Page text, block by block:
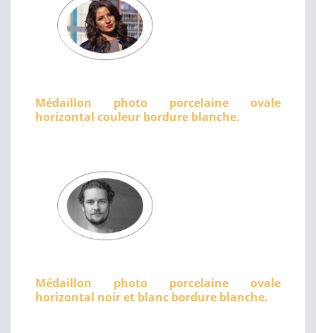
Médaillon photo porcelaine ovale
horizontal couleur bordure blanche.
Médaillon photo porcelaine ovale
horizontal noir et blanc bordure blanche.